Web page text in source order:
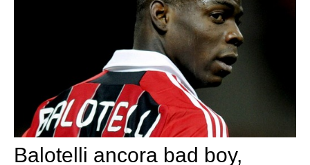
Balotelli ancora bad boy,